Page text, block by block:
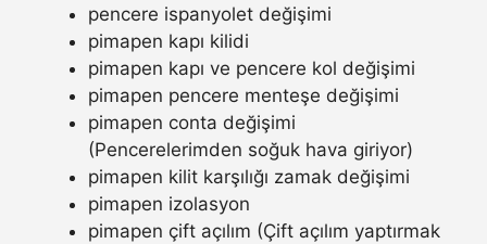
pencere ispanyolet değişimi
pimapen kapı kilidi
pimapen kapı ve pencere kol değişimi
pimapen pencere menteşe değişimi
pimapen conta değişimi
(Pencerelerimden soğuk hava giriyor)
pimapen kilit karşılığı zamak değişimi
pimapen izolasyon
pimapen çift açılım (Çift açılım yaptırmak